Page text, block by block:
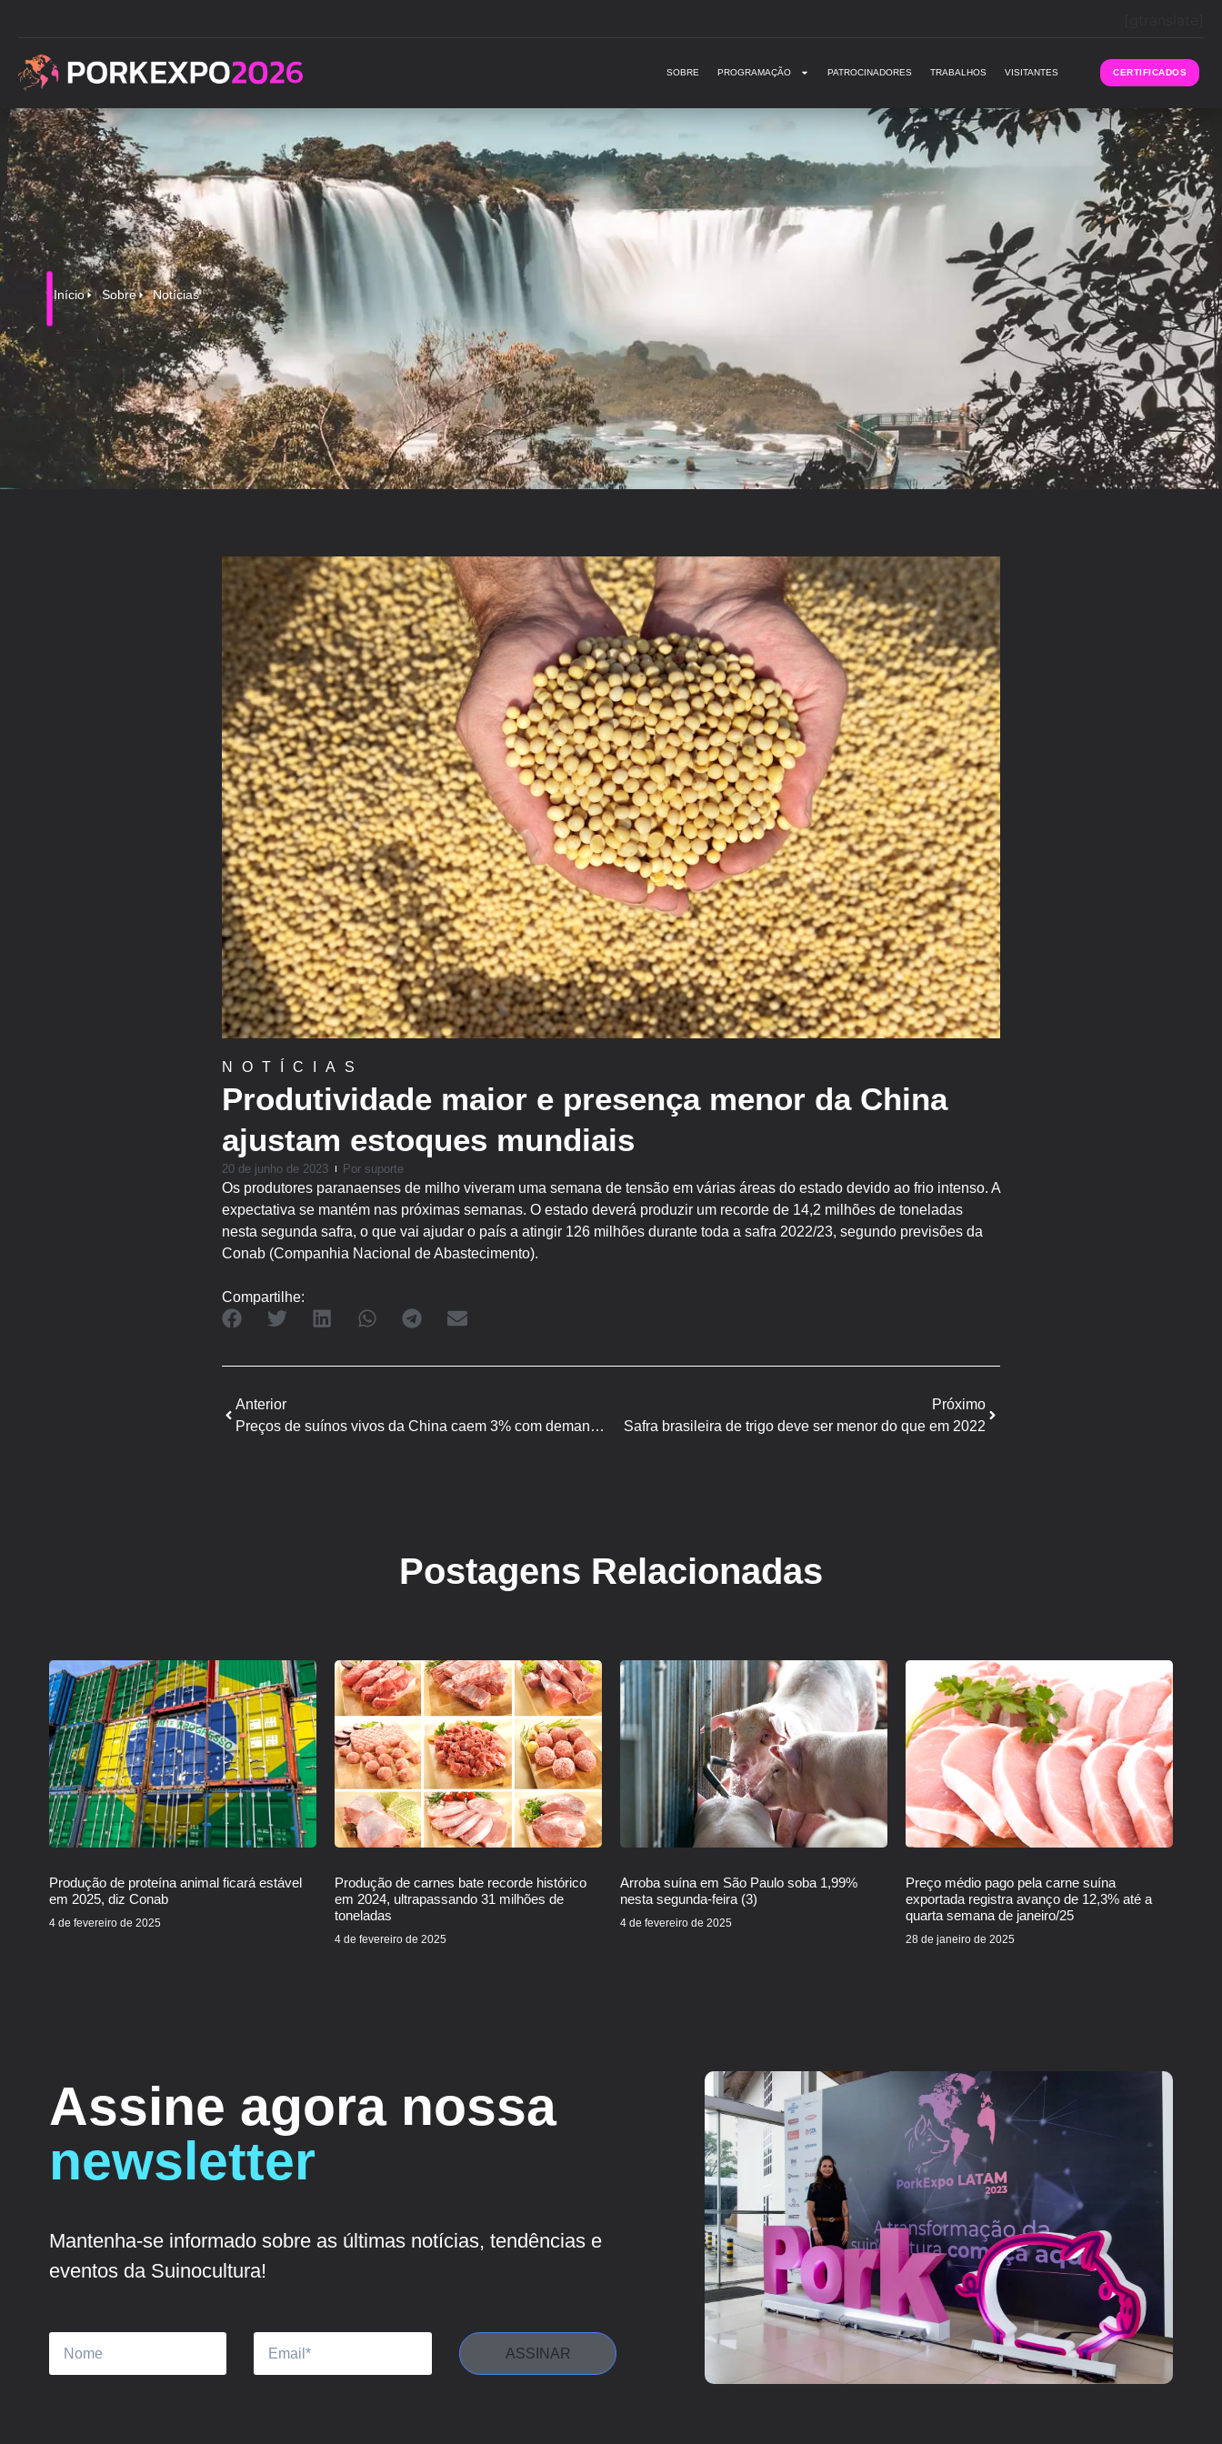
SOBRE PROGRAMAÇÃO PATROCINADORES TRABALHOS VISITANTES CERTIFICADOS
Início Sobre Notícias
NOTÍCIAS
Produtividade maior e presença menor da China
ajustam estoques mundiais
20 de junho de 2023 Por suporte
Os produtores paranaenses de milho viveram uma semana de tensão em várias áreas do estado devido ao frio intenso. A
expectativa se mantém nas próximas semanas. O estado deverá produzir um recorde de 14,2 milhões de toneladas
nesta segunda safra, o que vai ajudar o país a atingir 126 milhões durante toda a safra 2022/23, segundo previsões da
Conab (Companhia Nacional de Abastecimento).
Compartilhe:
Anterior
Preços de suínos vivos da China caem 3% com demanda fraca
Próximo
Safra brasileira de trigo deve ser menor do que em 2022
Postagens Relacionadas
Produção de proteína animal ficará estável
em 2025, diz Conab
4 de fevereiro de 2025
Produção de carnes bate recorde histórico
em 2024, ultrapassando 31 milhões de
toneladas
4 de fevereiro de 2025
Arroba suína em São Paulo soba 1,99%
nesta segunda-feira (3)
4 de fevereiro de 2025
Preço médio pago pela carne suína
exportada registra avanço de 12,3% até a
quarta semana de janeiro/25
28 de janeiro de 2025
Assine agora nossa
newsletter
Mantenha-se informado sobre as últimas notícias, tendências e
eventos da Suinocultura!
ASSINAR